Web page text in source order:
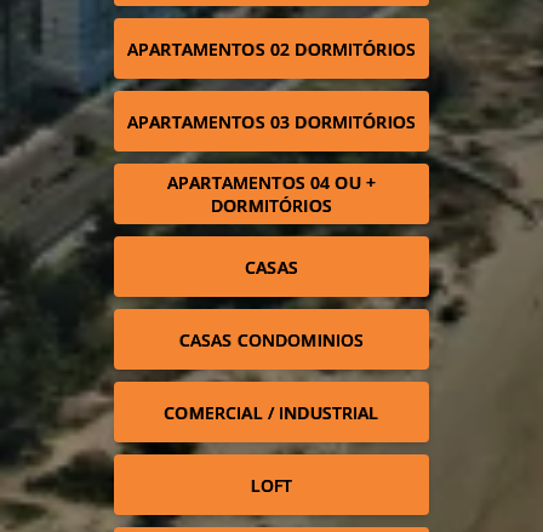
APARTAMENTOS 02 DORMITÓRIOS
APARTAMENTOS 03 DORMITÓRIOS
APARTAMENTOS 04 OU +
DORMITÓRIOS
CASAS
CASAS CONDOMINIOS
COMERCIAL / INDUSTRIAL
LOFT